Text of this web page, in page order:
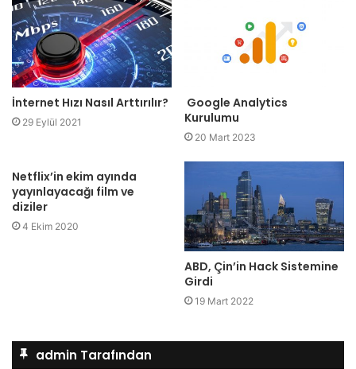
İnternet Hızı Nasıl Arttırılır?
29 Eylül 2021
Google Analytics
Kurulumu
20 Mart 2023
Netflix’in ekim ayında
yayınlayacağı film ve
diziler
4 Ekim 2020
ABD, Çin’in Hack Sistemine
Girdi
19 Mart 2022
admin Tarafından